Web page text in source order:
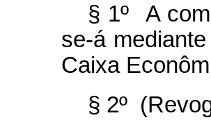
§ 1º A
se-á
Caixa
§ 2º